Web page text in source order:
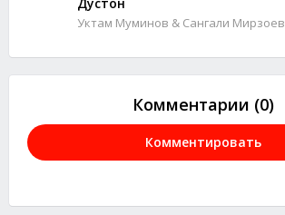
Уктам Муминов & Сангали Мирзоев
Комментарии (0)
Комментировать